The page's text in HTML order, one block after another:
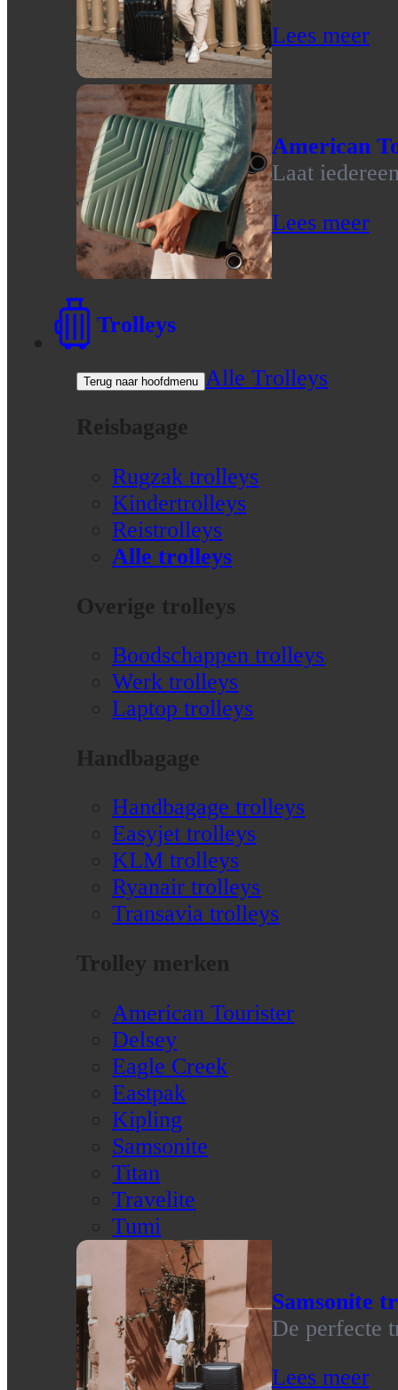
Lees meer
American
Laat
Lees meer
Trolleys
Terug naar hoofdmenu Alle Trolleys
Reisbagage
Rugzak trolleys
Kindertrolleys
Reistrolleys
Alle trolleys
Overige trolleys
Boodschappen trolleys
Werk trolleys
Laptop trolleys
Handbagage
Handbagage trolleys
Easyjet trolleys
KLM trolleys
Ryanair trolleys
Transavia trolleys
Trolley merken
American Tourister
Delsey
Eagle Creek
Eastpak
Kipling
Samsonite
Titan
Travelite
Tumi
Samsonite
De perfecte
Lees meer